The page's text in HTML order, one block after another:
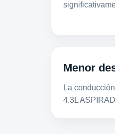
Menor
La
4.3L